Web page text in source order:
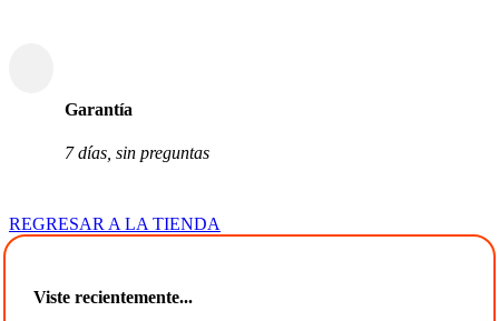
Garantía
7 días, sin preguntas
REGRESAR A LA TIENDA
Viste recientemente...